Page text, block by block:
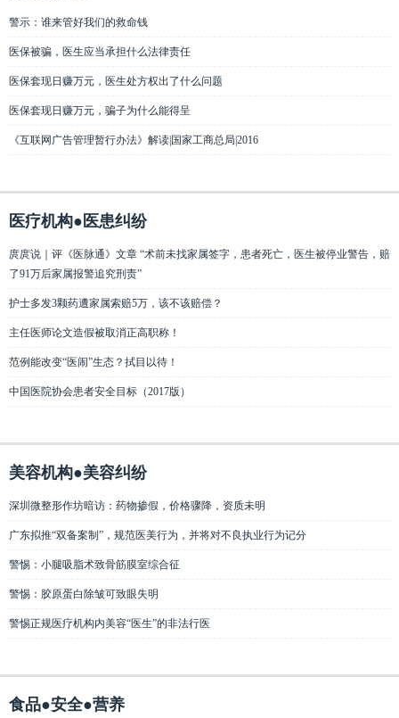
警示：谁来管好我们的救命钱
医保被骗，医生应当承担什么法律责任
医保套现日赚万元，医生处方权出了什么问题
医保套现日赚万元，骗子为什么能得呈
《互联网广告管理暂行办法》解读|国家工商总局|2016
医疗机构●医患纠纷
庹庹说｜评《医脉通》文章 “术前未找家属签字，患者死亡，医生被停业警告，赔
了91万后家属报警追究刑责”
护士多发3颗药遭家属索赔5万，该不该赔偿？
主任医师论文造假被取消正高职称！
范例能改变“医闹”生态？拭目以待！
中国医院协会患者安全目标（2017版）
美容机构●美容纠纷
深圳微整形作坊暗访：药物掺假，价格骤降，资质未明
广东拟推“双备案制”，规范医美行为，并将对不良执业行为记分
警惕：小腿吸脂术致骨筋膜室综合征
警惕：胶原蛋白除皱可致眼失明
警惕正规医疗机构内美容“医生”的非法行医
食品●安全●营养